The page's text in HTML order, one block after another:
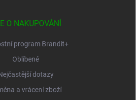
O NAKUPOVÁNÍ
program Brandit+
Oblíbené
dotazy
a vrácení zboží